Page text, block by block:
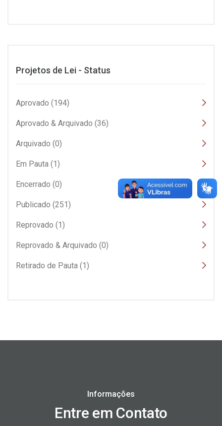
Projetos de Lei - Status
Aprovado (194)
Aprovado & Arquivado (36)
Arquivado (0)
Em Pauta (1)
Encerrado (0)
Publicado (251)
Reprovado (1)
Reprovado & Arquivado (0)
Retirado de Pauta (1)
Informações
Entre em Contato